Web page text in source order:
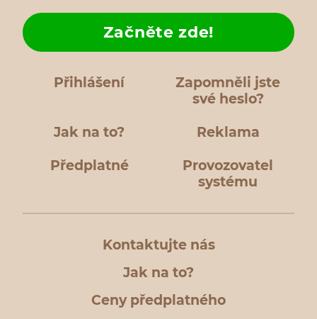
Přihlášení
Zapomněli jste
své heslo?
Jak na to?
Začněte zde!
Reklama
Předplatné
Provozovatel
systému
Kontaktujte nás
Jak na to?
Ceny předplatného